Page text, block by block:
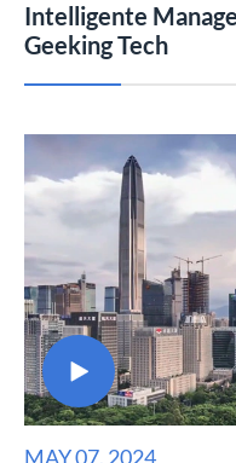
Intelligente
Geeking Tech

MAY 07, 2024